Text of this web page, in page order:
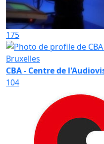
175
CBA - Centre de
104